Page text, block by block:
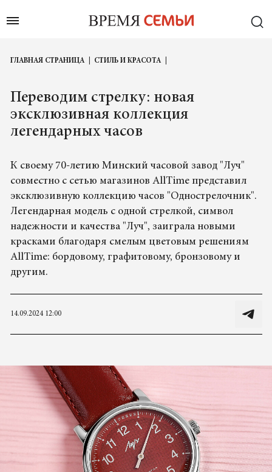
ГЛАВНАЯ СТРАНИЦА СТИЛЬ И КРАСОТА
Переводим стрелку: новая
эксклюзивная коллекция
легендарных часов
К своему 70-летию Минский часовой завод "Луч"
совместно с сетью магазинов AllTime представил
эксклюзивную коллекцию часов "Однострелочник".
Легендарная модель с одной стрелкой, символ
надежности и качества "Луч", заиграла новыми
красками благодаря смелым цветовым решениям
AllTime: бордовому, графитовому, бронзовому и
другим.
14.09.2024 12:00